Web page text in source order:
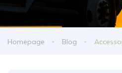
Homepage Blog